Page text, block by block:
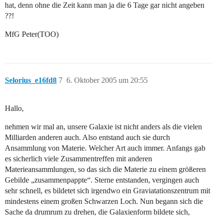
hat, denn ohne die Zeit kann man ja die 6 Tage gar nicht angeben
??!
MfG Peter(TOO)
Selorius_e16fd8 6. Oktober 2005 um 20:55
7
Hallo,
nehmen wir mal an, unsere Galaxie ist nicht anders als die vielen
Milliarden anderen auch. Also entstand auch sie durch
Ansammlung von Materie. Welcher Art auch immer. Anfangs gab
es sicherlich viele Zusammentreffen mit anderen
Materieansammlungen, so das sich die Materie zu einem größeren
Gebilde „zusammenpappte“. Sterne entstanden, vergingen auch
sehr schnell, es bildetet sich irgendwo ein Graviatationszentrum mit
mindestens einem großen Schwarzen Loch. Nun begann sich die
Sache da drumrum zu drehen, die Galaxienform bildete sich,